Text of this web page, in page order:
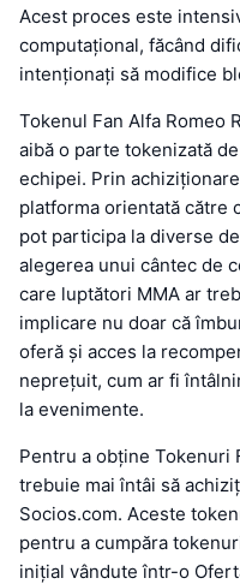
Acest proces este
computațional, făcând
intenționați să modifice
Tokenul Fan Alfa Romeo
aibă o parte tokenizată
echipei. Prin
platforma orientată către
pot participa la diverse
alegerea unui cântec de
care luptători MMA ar
implicare nu doar că
oferă și acces la
neprețuit, cum ar fi
la evenimente.
Pentru a obține Tokenuri
trebuie mai întâi să
Socios.com. Aceste
pentru a cumpăra
inițial vândute într-o